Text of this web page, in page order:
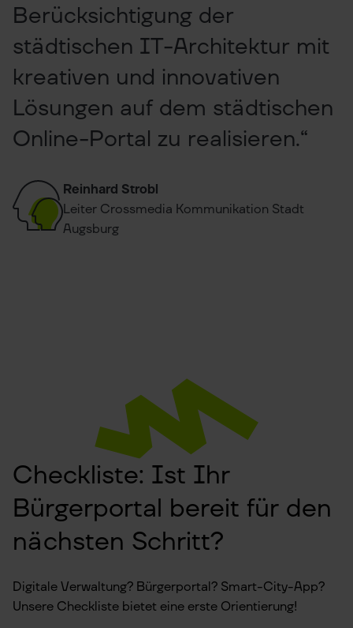
Berücksichtigung der
städtischen IT-Architektur mit
kreativen und innovativen
Lösungen auf dem städtischen
Online-Portal zu realisieren.“
Reinhard Strobl
Leiter Crossmedia Kommunikation Stadt
Augsburg
Checkliste: Ist Ihr
Bürgerportal bereit für den
nächsten Schritt?
Digitale Verwaltung? Bürgerportal? Smart-City-App?
Unsere Checkliste bietet eine erste Orientierung!